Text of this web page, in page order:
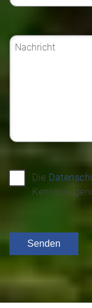
Die
Kenntnis